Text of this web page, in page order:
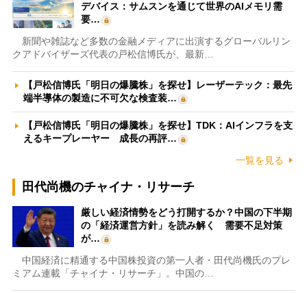
デバイス：サムスンを通じて世界のAIメモリ需
要…
新聞や雑誌など多数の金融メディアに出演するグローバルリン
クアドバイザーズ代表の戸松信博氏が、最新…
【戸松信博氏「明日の爆騰株」を探せ】レーザーテック：最先
端半導体の製造に不可欠な検査装…
【戸松信博氏「明日の爆騰株」を探せ】TDK：AIインフラを支
えるキープレーヤー 成長の再評…
一覧を見る
田代尚機のチャイナ・リサーチ
厳しい経済情勢をどう打開するか？中国の下半期
の「経済運営方針」を読み解く 需要不足対策
が…
中国経済に精通する中国株投資の第一人者・田代尚機氏のプレ
ミアム連載「チャイナ・リサーチ」。中国の…